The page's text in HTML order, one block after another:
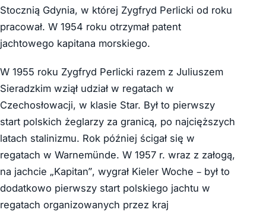
Stocznią Gdynia, w której Zygfryd Perlicki od roku
pracował. W 1954 roku otrzymał patent
jachtowego kapitana morskiego.
W 1955 roku Zygfryd Perlicki razem z Juliuszem
Sieradzkim wziął udział w regatach w
Czechosłowacji, w klasie Star. Był to pierwszy
start polskich żeglarzy za granicą, po najcięższych
latach stalinizmu. Rok później ścigał się w
regatach w Warnemünde. W 1957 r. wraz z załogą,
na jachcie „Kapitan”, wygrał Kieler Woche – był to
dodatkowo pierwszy start polskiego jachtu w
regatach organizowanych przez kraj